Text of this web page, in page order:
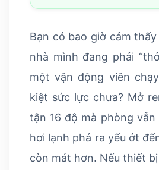
Bạn có bao giờ cảm
nhà mình đang phải
một vận động viên
kiệt sức lực chưa? Mở
tận 16 độ mà phòng vẫn
hơi lạnh phả ra yếu ớt
còn mát hơn. Nếu thiết